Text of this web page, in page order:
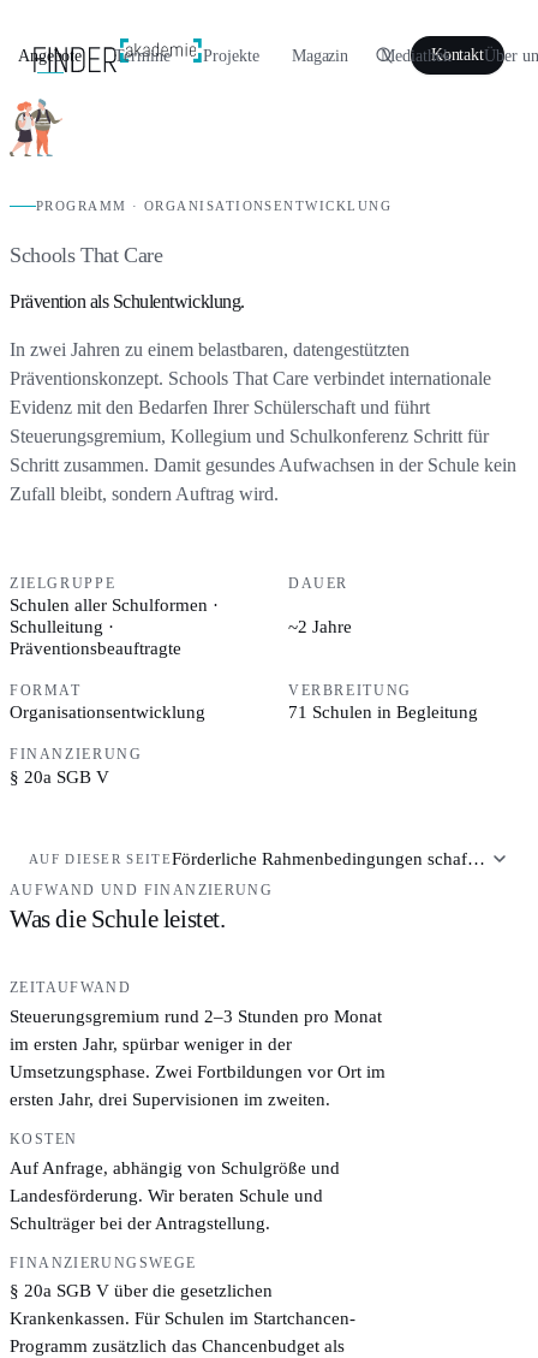
Angebote Termine Projekte Magazin Mediathek Über
Kontakt
PROGRAMM · ORGANISATIONSENTWICKLUNG
Schools That Care
Prävention als Schulentwicklung.
In zwei Jahren zu einem belastbaren, datengestützten
Präventionskonzept. Schools That Care verbindet internationale
Evidenz mit den Bedarfen Ihrer Schülerschaft und führt
Steuerungsgremium, Kollegium und Schulkonferenz Schritt für
Schritt zusammen. Damit gesundes Aufwachsen in der Schule kein
Zufall bleibt, sondern Auftrag wird.
ZIELGRUPPE
Schulen aller Schulformen ·
Schulleitung ·
Präventionsbeauftragte
DAUER
~2 Jahre
FORMAT
Organisationsentwicklung
VERBREITUNG
71 Schulen in Begleitung
FINANZIERUNG
§ 20a SGB V
AUFWAND UND FINANZIERUNG
Was die Schule leistet.
ZEITAUFWAND
Steuerungsgremium rund 2–3 Stunden pro Monat
im ersten Jahr, spürbar weniger in der
Umsetzungsphase. Zwei Fortbildungen vor Ort im
ersten Jahr, drei Supervisionen im zweiten.
KOSTEN
Auf Anfrage, abhängig von Schulgröße und
Landesförderung. Wir beraten Schule und
Schulträger bei der Antragstellung.
FINANZIERUNGSWEGE
§ 20a SGB V über die gesetzlichen
Krankenkassen. Für Schulen im Startchancen-
Programm zusätzlich das Chancenbudget als
AUF DIESER SEITE Förderliche Rahmenbedingungen schaffen